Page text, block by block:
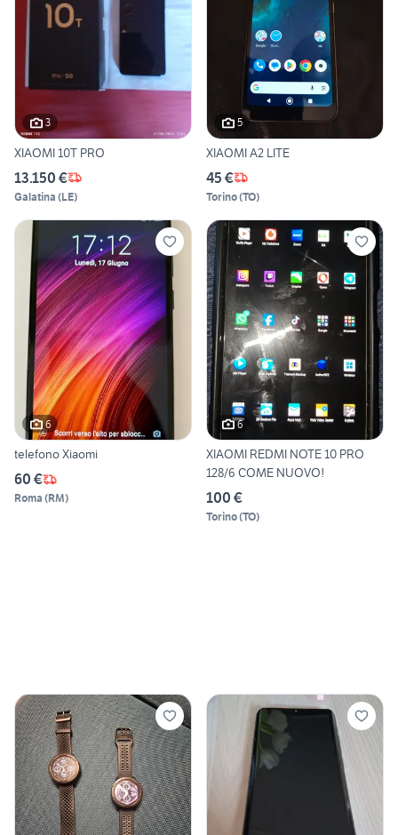
3
XIAOMI 10T PRO
13.150 €
Galatina (LE)
5
XIAOMI A2 LITE
45 €
Torino(TO)
6
telefono Xiaomi
60 €
Roma (RM)
6
XIAOMI REDMI NOTE 10 PRO
128/6 COME NUOVO!
100 €
Torino(TO)